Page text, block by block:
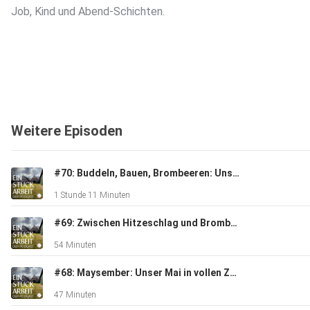
Job, Kind und Abend-Schichten.
Baumschule Maiwald⁠ – eine wunderschöne
Baumschule mit super Service aus der Region, in der wir
unsere Wildhecke gefunden haben.
Weitere Episoden
#70: Buddeln, Bauen, Brombeeren: Unser turbulenter Sommer
1 Stunde 11 Minuten
#69: Zwischen Hitzeschlag und Brombeerkampf: Unser Juni
54 Minuten
#68: Maysember: Unser Mai in vollen Zügen
47 Minuten